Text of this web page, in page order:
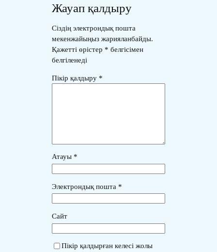
Жауап қалдыру
Сіздің электрондық пошта
мекенжайыңыз жарияланбайды.
Қажетті өрістер * белгісімен
белгіленеді
Пікір қалдыру *
Атауы *
Электрондық пошта *
Сайт
Пікір қалдырған келесі жолы